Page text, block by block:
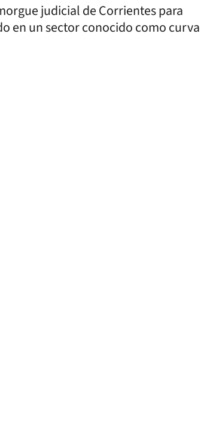
judicial de Corrientes para
en un sector conocido como curva